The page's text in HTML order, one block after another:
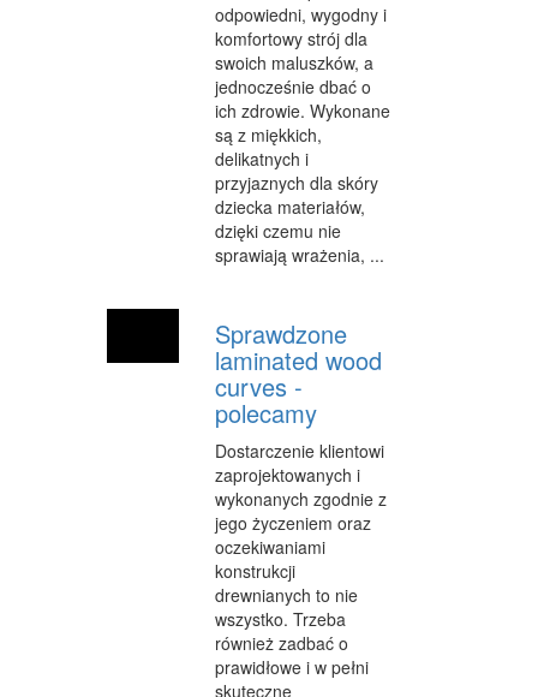
INFORMATYCZNE
RESTAURACJE, CATERING
FOTOGRAFIA
ADWOKACI, PORADY PRAWNE
WETERYNARYJNE, HODOWLA ZWIERZĄT
SPRZĄTANIE, PORZĄDKOWANIE
OPIEKA
INNE USŁUGI
ZWIEDZANIE
HOTELE I NOCLEGI
PODRÓŻE
WYPOCZYNEK
URODA
DIETETYKA, ODCHUDZANIE
odpowiedni, wygodny i
komfortowy strój dla
swoich maluszków, a
jednocześnie dbać o
ich zdrowie. Wykonane
są z miękkich,
delikatnych i
przyjaznych dla skóry
dziecka materiałów,
dzięki czemu nie
sprawiają wrażenia, ...
Sprawdzone
laminated wood
curves -
polecamy
Dostarczenie klientowi
zaprojektowanych i
wykonanych zgodnie z
jego życzeniem oraz
oczekiwaniami
konstrukcji
drewnianych to nie
wszystko. Trzeba
również zadbać o
prawidłowe i w pełni
skuteczne